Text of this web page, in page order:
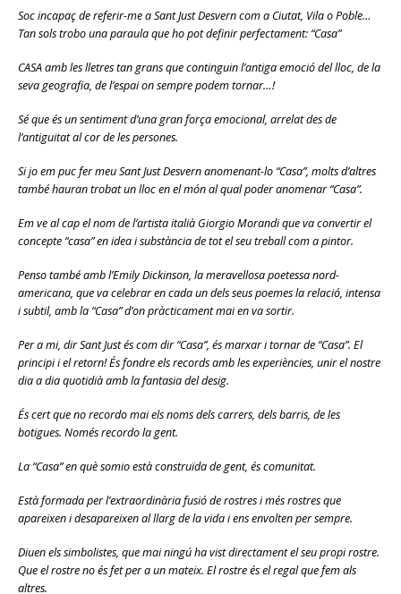
Soc incapaç de referir-me a Sant Just Desvern com a Ciutat, Vila o Poble…
Tan sols trobo una paraula que ho pot definir perfectament: “Casa”
CASA amb les lletres tan grans que continguin l’antiga emoció del lloc, de la
seva geografia, de l’espai on sempre podem tornar…!
Sé que és un sentiment d’una gran força emocional, arrelat des de
l’antiguitat al cor de les persones.
Si jo em puc fer meu Sant Just Desvern anomenant-lo “Casa”, molts d’altres
també hauran trobat un lloc en el món al qual poder anomenar “Casa”.
Em ve al cap el nom de l’artista italià Giorgio Morandi que va convertir el
concepte “casa” en idea i substància de tot el seu treball com a pintor.
Penso també amb l’Emily Dickinson, la meravellosa poetessa nord-
americana, que va celebrar en cada un dels seus poemes la relació, intensa
i subtil, amb la “Casa” d’on pràcticament mai en va sortir.
Per a mi, dir Sant Just és com dir “Casa”, és marxar i tornar de “Casa”. El
principi i el retorn! És fondre els records amb les experiències, unir el nostre
dia a dia quotidià amb la fantasia del desig.
És cert que no recordo mai els noms dels carrers, dels barris, de les
botigues. Només recordo la gent.
La “Casa” en què somio està construïda de gent, és comunitat.
Està formada per l’extraordinària fusió de rostres i més rostres que
apareixen i desapareixen al llarg de la vida i ens envolten per sempre.
Diuen els simbolistes, que mai ningú ha vist directament el seu propi rostre.
Que el rostre no és fet per a un mateix. El rostre és el regal que fem als
altres.